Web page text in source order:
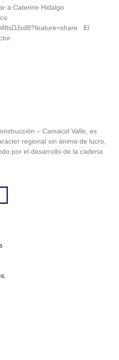
a Caterine Hidalgo
El
– Camacol Valle, es
regional sin ánimo de lucro,
por el desarrollo de la cadena